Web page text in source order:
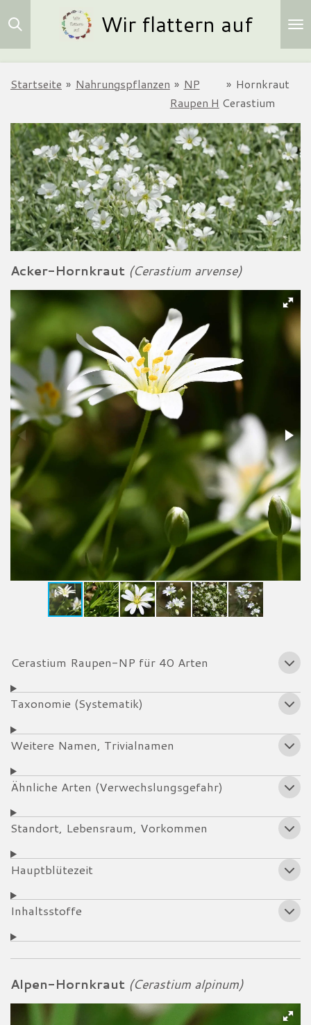
Zum
Hauptinhalt
Wir flattern auf
Startseite » Nahrungspflanzen » NP
Raupen H
» Hornkraut
Cerastium
Acker-Hornkraut (Cerastium arvense)
Cerastium Raupen-NP für 40 Arten
Taxonomie (Systematik)
Weitere Namen, Trivialnamen
Ähnliche Arten (Verwechslungsgefahr)
Standort, Lebensraum, Vorkommen
Hauptblütezeit
Inhaltsstoffe
Alpen-Hornkraut (Cerastium alpinum)